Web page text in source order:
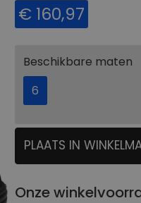
€ 160,97
Beschikbare maten
6
PLAATS IN
Onze